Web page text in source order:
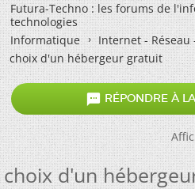
Futura-Techno : les forums de
technologies
Informatique
Internet -
choix d'un hébergeur gratuit
 RÉPONDRE À
choix d'un